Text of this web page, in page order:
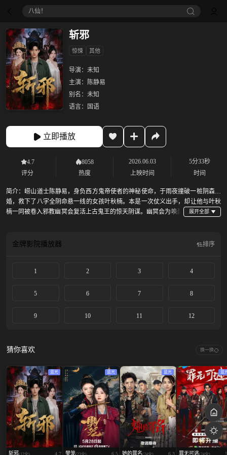
八仙！
斩邪
惊悚 其他
导演： 未知
主演：
陈静易
别名： 未知
语言：
国语
立即播放
4.7
评分
8058
热度
2026.06.03
上映时间
5分33秒
时间
简介：崂山道士陈静易，身负西方鬼帝使者的神秘使命，于雨夜撞破一桩阴森冥
婚，救下了八字全阴命悬一线的女孩叶秋楠。本是一次仗义出手，却让他与叶秋
楠一同被卷入邪教幽冥会复活上古鬼王的惊天阴谋。幽冥会为唤醒
金牌影院播放器 排序
1 2 3 4
5 6 7 8
9 10 11 12
猜你喜欢 换一换
蓝光
斩邪 4.7
蓝光
樊笼 6.5
蓝光
她的罪名 6.3
蓝
罪无可逃